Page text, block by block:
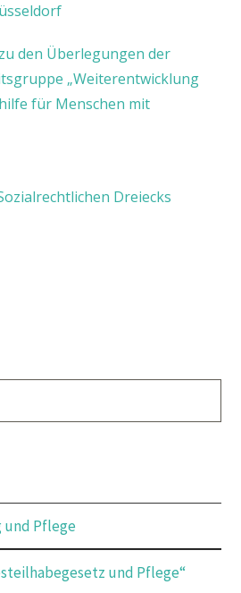
den Überlegungen der
„Weiterentwicklung
für Menschen mit
Dreiecks
und Pflege
und Pflege“